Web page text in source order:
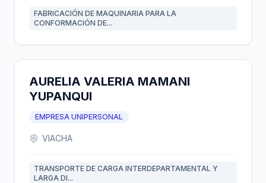
FABRICACIÓN DE MAQUINARIA PARA LA
CONFORMACIÓN DE...
AURELIA VALERIA MAMANI
YUPANQUI
EMPRESA UNIPERSONAL
VIACHA
TRANSPORTE DE CARGA INTERDEPARTAMENTAL Y
LARGA DI...